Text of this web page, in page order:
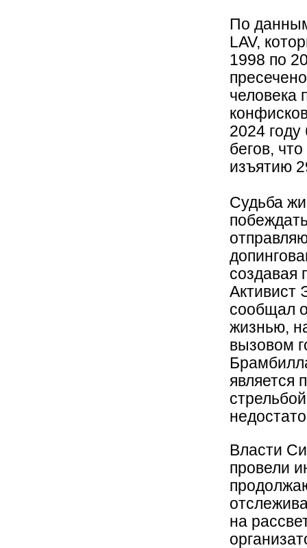
По
LAV,
1998 по
человека
2024
бегов,
изъятию
Судьба
создавая
Активист
сообщал
жизнью,
вызовом
является
Власти
провели
на